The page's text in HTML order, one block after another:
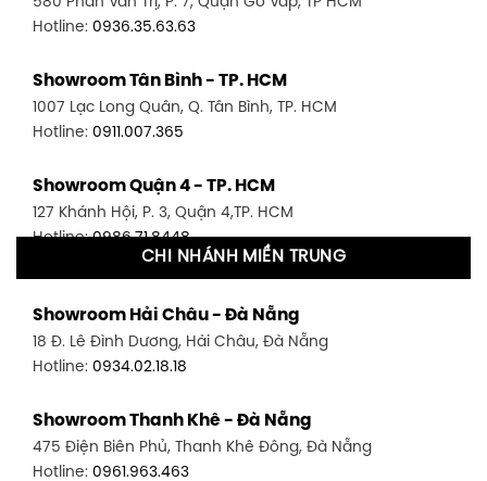
Hotline: 0936.35.63.63
Showroom Tân Bình - TP. HCM
1007 Lạc Long Quân, Q. Tân Bình, TP. HCM
Hotline: 0911.007.365
Showroom Quận 4 - TP. HCM
127 Khánh Hội, P. 3, Quận 4,TP. HCM
Hotline:0986.71.8448
1411 Đường 3/2, P. 16, Quận 11, TP. HCM
Hotline:0906.256.759
1448 Huỳnh Tấn Phát, Phú Thuận, Quận 7, TP HCM
Hotline:0946.480.580
CHI NHÁNH MIỀN TRUNG
Showroom Hải Châu - Đà Nẵng
18 Đ. Lê Đình Dương, Hải Châu, Đà Nẵng
Hotline: 0934.02.18.18
Showroom Thanh Khê - Đà Nẵng
475 Điện Biên Phủ, Thanh Khê Đông, Đà Nẵng
Hotline: 0961.963.463